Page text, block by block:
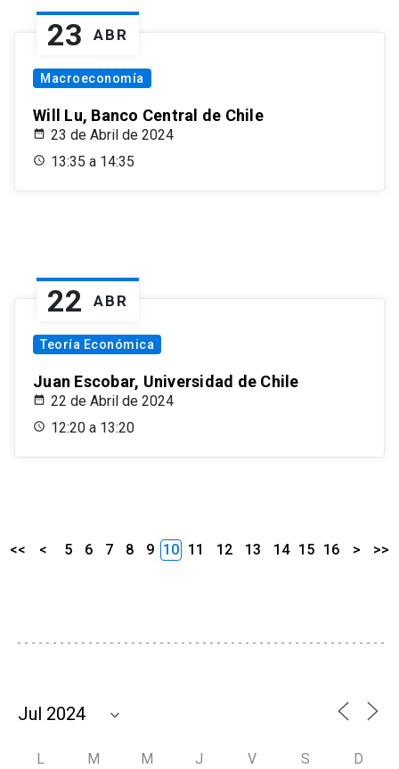
23 ABR
Macroeconomía
Will Lu, Banco Central de Chile
23 de Abril de 2024
13:35 a 14:35
22 ABR
Teoría Económica
Juan Escobar, Universidad de Chile
22 de Abril de 2024
12:20 a 13:20
<< < 5 6 7 8 9 10 11 12 13 14 15 16 > >>
L M M J V S D